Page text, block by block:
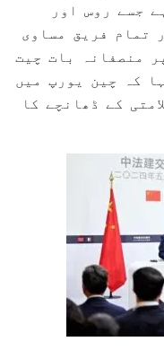
جسے روس اور
تمام فریق مساوی
منصفانہ بات چیت
کہ چین یورپ میں
کے ڈھانچے کا